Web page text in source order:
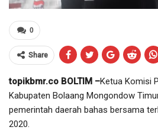
0
Share
topikbmr.co BOLTIM –Ketua Komisi
Kabupaten Bolaang Mongondow
pemerintah daerah bahas bersama
2020.